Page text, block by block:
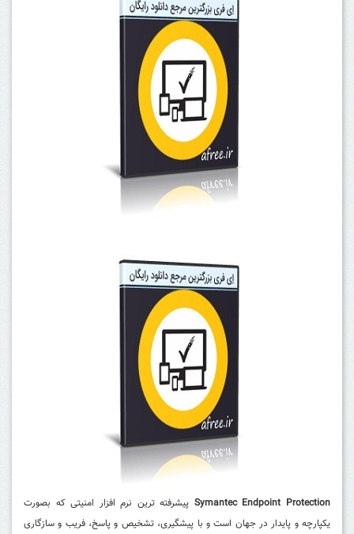
Symantec Endpoint Protection پیشرفتهترین نرم افزار امنیتی که بصورت
یکپارچه و پایدار در جهان است و با پیشگیری، تشخیص و پاسخ، فریب و سازگاری